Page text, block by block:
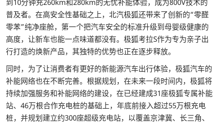
到10分钟充260km和280km的无忧补能体验，成为800V技术的
普及者。在高安全性基础之上，北汽极狐还带来了创新的“零醛
零苯”纯净座舱，第一个把汽车安全的标准升级到母婴级健康的
高度，让新车也能一点味道都没有。极狐考拉S作为专为亲子出
行打造的焕新产品，其独特的优势也正在逐步释放。
同时，为了让消费者有更好的新能源汽车出行体验，极狐汽车的
补能网络也在不断完善。根据规划，在未来一段时间内，极狐将
持续加强服务和补能网络的建设，在已经建成31座极狐专属补能
站、46万根合作充电桩的基础上，年底前接入超过55万根充电
桩，并规划建立约300座超级充电站，以覆盖京津冀、长三角、